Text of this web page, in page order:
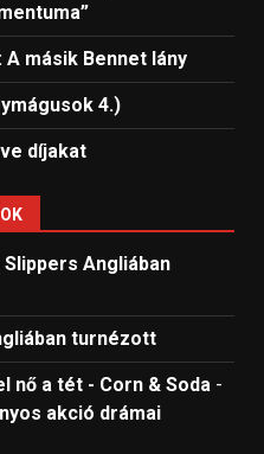
A másik Bennet lány
4.)
díjakat
Angliában
turnézott
nő a tét - Corn & Soda -
akció drámai